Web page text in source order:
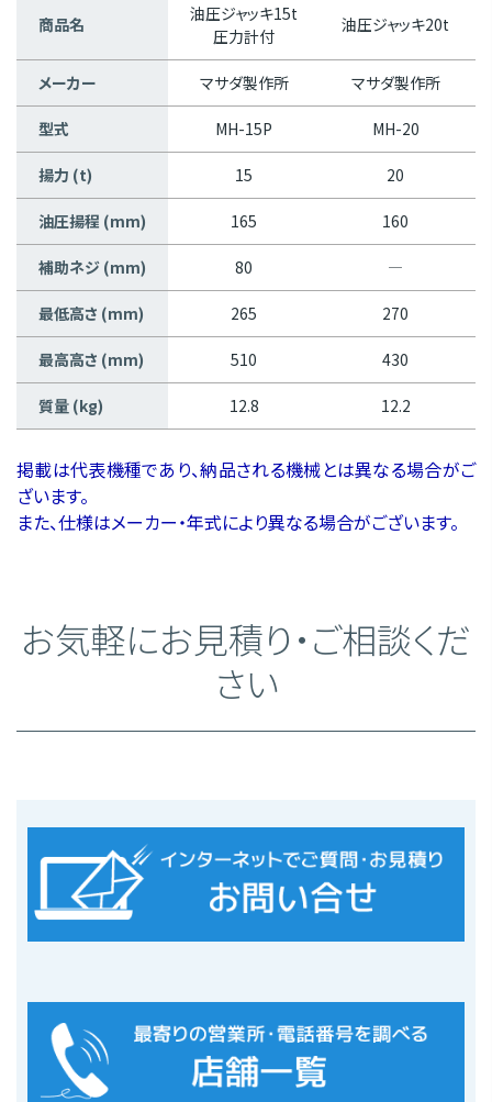
商品名
油圧ジャッキ15t
圧力計付
油圧ジャッキ20t
メーカー マサダ製作所 マサダ製作所
型式 MH-15P MH-20
揚力 (t) 15 20
油圧揚程 (mm) 165 160
補助ネジ (mm) 80 ―
最低高さ (mm) 265 270
最高高さ (mm) 510 430
質量 (kg) 12.8 12.2
掲載は代表機種であり、納品される機械とは異なる場合がご
ざいます。
また、仕様はメーカー・年式により異なる場合がございます。
お気軽にお見積り・ご相談くだ
さい